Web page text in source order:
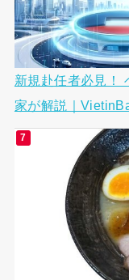
新規赴任者必見！
家が解説｜